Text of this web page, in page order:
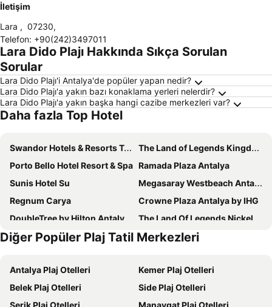
İletişim
Lara , 07230,
Telefon: +90(242)3497011
Lara Dido Plajı Hakkında Sıkça Sorulan
Sorular
Lara Dido Plajı'i Antalya'de popüler yapan nedir?
Lara Dido Plajı'a yakın bazı konaklama yerleri nelerdir?
Lara Dido Plajı'a yakın başka hangi cazibe merkezleri var?
Daha fazla Top Hotel
Swandor Hotels & Resorts Topkapi Palace
The Land of Legends Kingdom
Porto Bello Hotel Resort & Spa Ramada Plaza Antalya
Sunis Hotel Su
Megasaray Westbeach Antalya
Regnum Carya
Crowne Plaza Antalya by IHG
DoubleTree by Hilton Antalya City Centre
The Land Of Legends Nickelodeon Hotel Antalya
Sealife Family Resort Hotel
Titanic Deluxe Golf Belek
Lara Garden Hotel
Corendon Grand Park Lara
Pearly Hotel
Rixos Downtown Antalya - The Land Of Legends Access
Diğer Popüler Plaj Tatil Merkezleri
Antalya Plaj Otelleri
Kemer Plaj Otelleri
Belek Plaj Otelleri
Side Plaj Otelleri
Serik Plaj Otelleri
Manavgat Plaj Otelleri